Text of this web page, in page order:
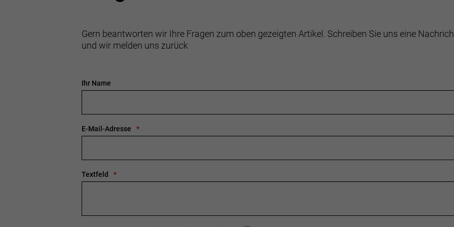
Anzahl Gänge: 1
Schalthebel: Shimano CUES U6000 mit optischer Ganganzeige, 10-fach
Hinterradbremse: Hydraulische 4-Kolben-Scheibenbremse von Shimano, MT401 Bremshebel,
Gabel: SR Suntour Mobie 34, Luftfeder, verstellbare Zugstufe und Druckstufe, konischer
Steckachse, 60 mm Federweg
Gern beantworten wir Ihre Fragen zum oben gezeigten Artikel. Schreiben Sie uns eine
und wir melden uns zurück
Ihr Name
E-Mail-Adresse
Textfeld